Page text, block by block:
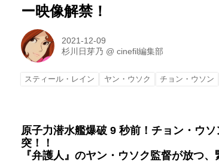
ー映像解禁！
2021-12-09
杉川日芽乃 @cinefil編集部
スティール・レイン ヤン・ウソク チョン・ウソン
原子力潜水艦爆破 9 秒前！チョン・ウ
突！！
『弁護人』のヤン・ウソク監督が放つ